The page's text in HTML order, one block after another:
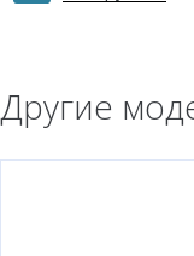
Другие